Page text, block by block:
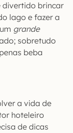
divertido brincar
lago e fazer a
grande
sobretudo
beba
a vida de
hoteleiro
de dicas